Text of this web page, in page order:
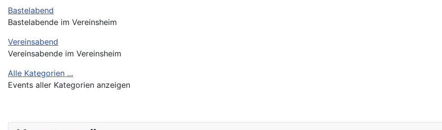
Bastelabend
Bastelabende im Vereinsheim
Vereinsabend
Vereinsabende im Vereinsheim
Alle Kategorien ...
Events aller Kategorien anzeigen